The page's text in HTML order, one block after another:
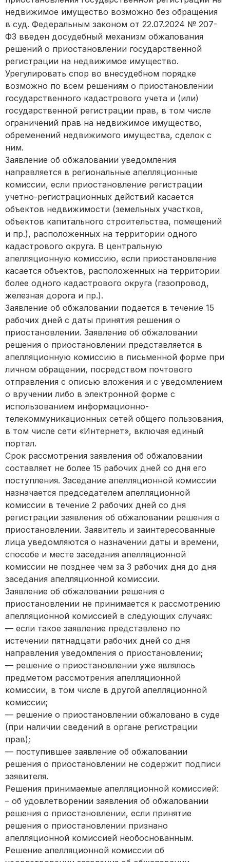
недвижимое имущество возможно без обращения
в суд. Федеральным законом от 22.07.2024 № 207-
ФЗ введен досудебный механизм обжалования
решений о приостановлении государственной
регистрации на недвижимое имущество.
Урегулировать спор во внесудебном порядке
возможно по всем решениям о приостановлении
государственного кадастрового учета и (или)
государственной регистрации прав, в том числе
ограничений прав на недвижимое имущество,
обременений недвижимого имущества, сделок с
ним.
Заявление об обжаловании уведомления
направляется в региональные апелляционные
комиссии, если приостановление регистрации
учетно-регистрационных действий касается
объектов недвижимости (земельных участков,
объектов капитального строительства, помещений
и пр.), расположенных на территории одного
кадастрового округа. В центральную
апелляционную комиссию, если приостановление
касается объектов, расположенных на территории
более одного кадастрового округа (газопровод,
железная дорога и пр.).
Заявление об обжаловании подается в течение 15
рабочих дней с даты принятия решения о
приостановлении. Заявление об обжаловании
решения о приостановлении представляется в
апелляционную комиссию в письменной форме при
личном обращении, посредством почтового
отправления с описью вложения и с уведомлением
о вручении либо в электронной форме с
использованием информационно-
телекоммуникационных сетей общего пользования,
в том числе сети «Интернет», включая единый
портал.
Срок рассмотрения заявления об обжаловании
составляет не более 15 рабочих дней со дня его
поступления. Заседание апелляционной комиссии
назначается председателем апелляционной
комиссии в течение 2 рабочих дней со дня
регистрации заявления об обжаловании решения о
приостановлении. Заявитель и заинтересованные
лица уведомляются о назначении даты и времени,
способе и месте заседания апелляционной
комиссии не позднее чем за 3 рабочих дня до дня
заседания апелляционной комиссии.
Заявление об обжаловании решения о
приостановлении не принимается к рассмотрению
апелляционной комиссией в следующих случаях:
— если такое заявление представлено по
истечении пятнадцати рабочих дней со дня
направления уведомления о приостановлении;
— решение о приостановлении уже являлось
предметом рассмотрения апелляционной
комиссии, в том числе в другой апелляционной
комиссии;
— решение о приостановлении обжаловано в суде
(при наличии сведений в органе регистрации
прав);
— поступившее заявление об обжаловании
решения о приостановлении не содержит подписи
заявителя.
Решения принимаемые апелляционной комиссией:
– об удовлетворении заявления об обжаловании
решения о приостановлении, если принятие
решения о приостановлении признано
апелляционной комиссией необоснованным.
Решение апелляционной комиссии об